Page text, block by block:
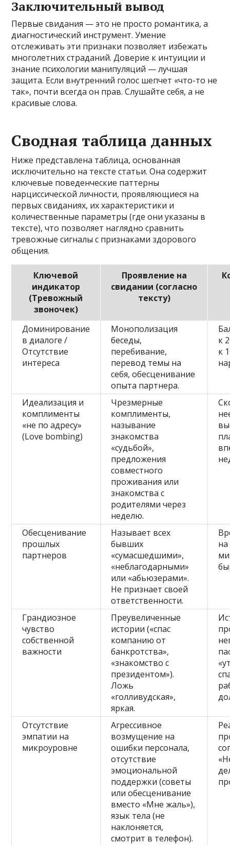
Заключительный вывод
Первые свидания — это не просто романтика, а
диагностический инструмент. Умение
отслеживать эти признаки позволяет избежать
многолетних страданий. Доверие к интуиции и
знание психологии манипуляций — лучшая
защита. Если внутренний голос шепчет «что-то не
так», почти всегда он прав. Слушайте себя, а не
красивые слова.
Сводная таблица данных
Ниже представлена таблица, основанная
исключительно на тексте статьи. Она содержит
ключевые поведенческие паттерны
нарциссической личности, проявляющиеся на
первых свиданиях, их характеристики и
количественные параметры (где они указаны в
тексте), что позволяет наглядно сравнить
тревожные сигналы с признаками здорового
общения.
Ключевой
индикатор
(Тревожный
звоночек)
Проявление на
свидании (согласно
тексту)
Доминирование
в диалоге /
Отсутствие
интереса
Монополизация
беседы,
перебивание,
перевод темы на
себя, обесценивание
опыта партнера.
к
к
Идеализация и
комплименты
«не по адресу»
(Love bombing)
Чрезмерные
комплименты,
называние
знакомства
«судьбой»,
предложения
совместного
проживания или
знакомства с
родителями через
неделю.
Обесценивание
прошлых
партнеров
Называет всех
бывших
«сумасшедшими»,
«неблагодарными»
или «абьюзерами».
Не признает своей
ответственности.
на
Грандиозное
чувство
собственной
важности
Преувеличенные
истории («спас
компанию от
банкротства»,
«знакомство с
президентом»).
Ложь
«голливудская»,
яркая.
Отсутствие
эмпатии на
микроуровне
Агрессивное
возмущение на
ошибки персонала,
отсутствие
эмоциональной
поддержки (советы
или обесценивание
вместо «Мне жаль»),
язык тела (не
наклоняется,
смотрит в телефон).